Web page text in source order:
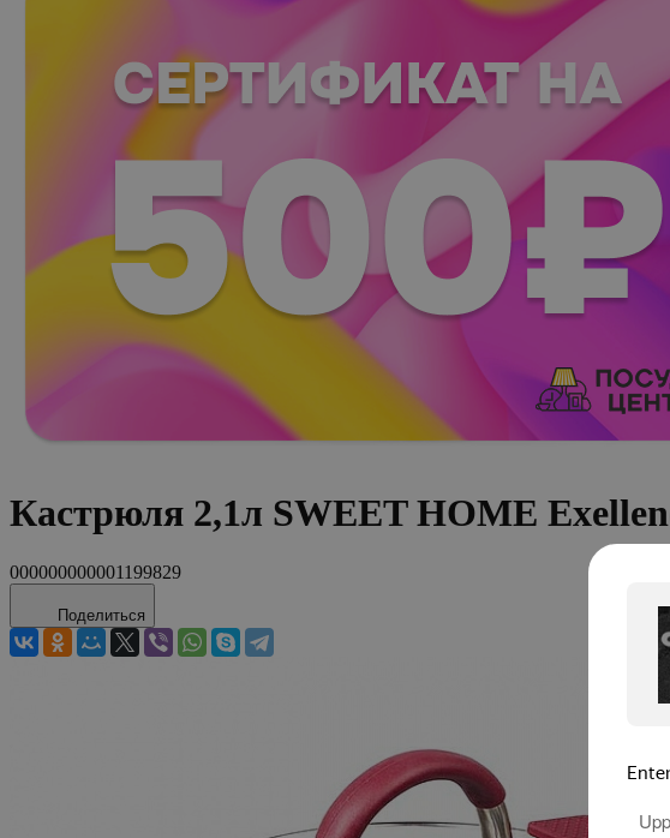
Кастрюля 2,1л SWEET HOME
000000000001199829
Поделиться